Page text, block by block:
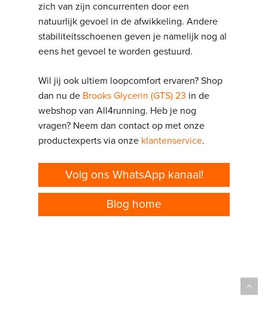
zich van zijn concurrenten door een
natuurlijk gevoel in de afwikkeling. Andere
stabiliteitsschoenen geven je namelijk nog al
eens het gevoel te worden gestuurd.
Wil jij ook ultiem loopcomfort ervaren? Shop
dan nu de Brooks Glycerin (GTS) 23 in de
webshop van All4running. Heb je nog
vragen? Neem dan contact op met onze
productexperts via onze klantenservice.
Volg ons WhatsApp kanaal!
Blog home